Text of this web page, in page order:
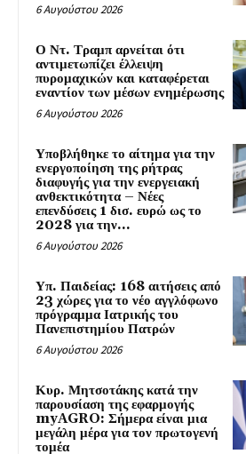
6 Αυγούστου 2026
Ο Ντ. Τραμπ αρνείται ότι
αντιμετωπίζει έλλειψη
πυρομαχικών και καταφέρεται
εναντίον των μέσων ενημέρωσης
6 Αυγούστου 2026
Υποβλήθηκε το αίτημα για την
ενεργοποίηση της ρήτρας
διαφυγής για την ενεργειακή
ανθεκτικότητα – Νέες
επενδύσεις 1 δισ. ευρώ ως το
2028 για την...
6 Αυγούστου 2026
Υπ. Παιδείας: 168 αιτήσεις από
23 χώρες για το νέο αγγλόφωνο
πρόγραμμα Ιατρικής του
Πανεπιστημίου Πατρών
6 Αυγούστου 2026
Κυρ. Μητσοτάκης κατά την
παρουσίαση της εφαρμογής
myAGRO: Σήμερα είναι μια
μεγάλη μέρα για τον πρωτογενή
τομέα